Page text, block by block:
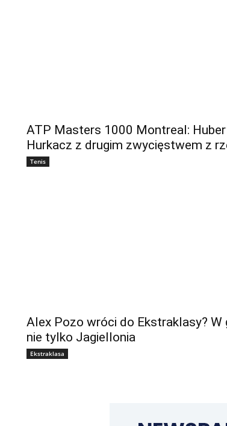
ATP Masters 1000 Montreal:
Hurkacz z drugim zwycięstwem z
Tenis
Alex Pozo wróci do Ekstraklasy? W
nie tylko Jagiellonia
Ekstraklasa